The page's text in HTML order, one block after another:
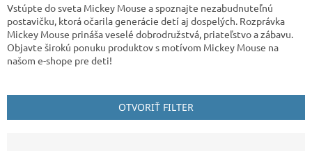
Vstúpte do sveta Mickey Mouse a spoznajte nezabudnuteľnú
postavičku, ktorá očarila generácie detí aj dospelých. Rozprávka
Mickey Mouse prináša veselé dobrodružstvá, priateľstvo a zábavu.
Objavte širokú ponuku produktov s motívom Mickey Mouse na
našom e-shope pre deti!
OTVORIŤ FILTER